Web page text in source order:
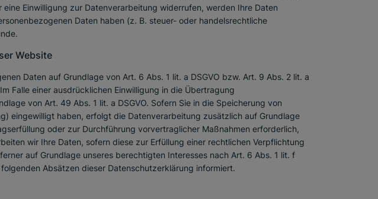
Einwilligung zur Datenverarbeitung widerrufen, werden Ihre Daten
Daten haben (z. B. steuer- oder handelsrechtliche
Website
Daten auf Grundlage von Art. 6 Abs. 1 lit. a DSGVO bzw. Art. 9 Abs. 2 lit. a
Falle einer ausdrücklichen Einwilligung in die Übertragung
von Art. 49 Abs. 1 lit. a DSGVO. Sofern Sie in die Speicherung von
eingewilligt haben, erfolgt die Datenverarbeitung zusätzlich auf Grundlage
oder zur Durchführung vorvertraglicher Maßnahmen erforderlich,
wir Ihre Daten, sofern diese zur Erfüllung einer rechtlichen Verpflichtung
auf Grundlage unseres berechtigten Interesses nach Art. 6 Abs. 1 lit. f
Absätzen dieser Datenschutzerklärung informiert.